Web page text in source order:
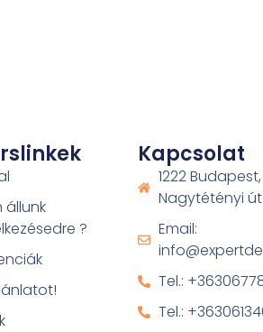
állunk
?
Kapcsolat
1222 Budapest,
Nagytétényi út
Email:
Tel.:
Tel.: